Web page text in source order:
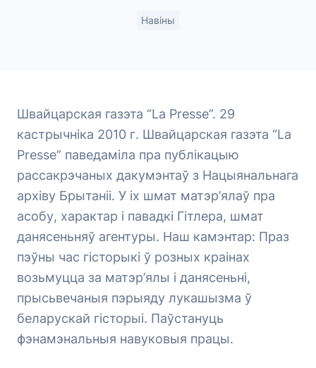
Навіны
Швайцарская газэта “La Presse”. 29
кастрычніка 2010 г. Швайцарская газэта “La
Presse” паведаміла пра публікацыю
рассакрэчаных дакумэнтаў з Нацыянальнага
архіву Брытаніі. У іх шмат матэр’ялаў пра
асобу, характар і павадкі Гітлера, шмат
данясеньняў агентуры. Наш камэнтар: Праз
пэўны час гісторыкі ў розных краінах
возьмуцца за матэр’ялы і данясеньні,
прысьвечаныя пэрыяду лукашызма ў
беларускай гісторыі. Паўстануць
фэнамэнальныя навуковыя працы.